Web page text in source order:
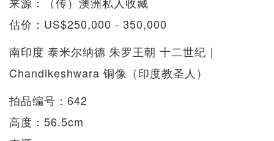
估价：US$250,000 - 350,000
南印度 泰米尔纳德 朱罗王朝 十二世纪｜
Chandikeshwara 铜像（印度教圣人）
拍品编号：642
高度：56.5cm